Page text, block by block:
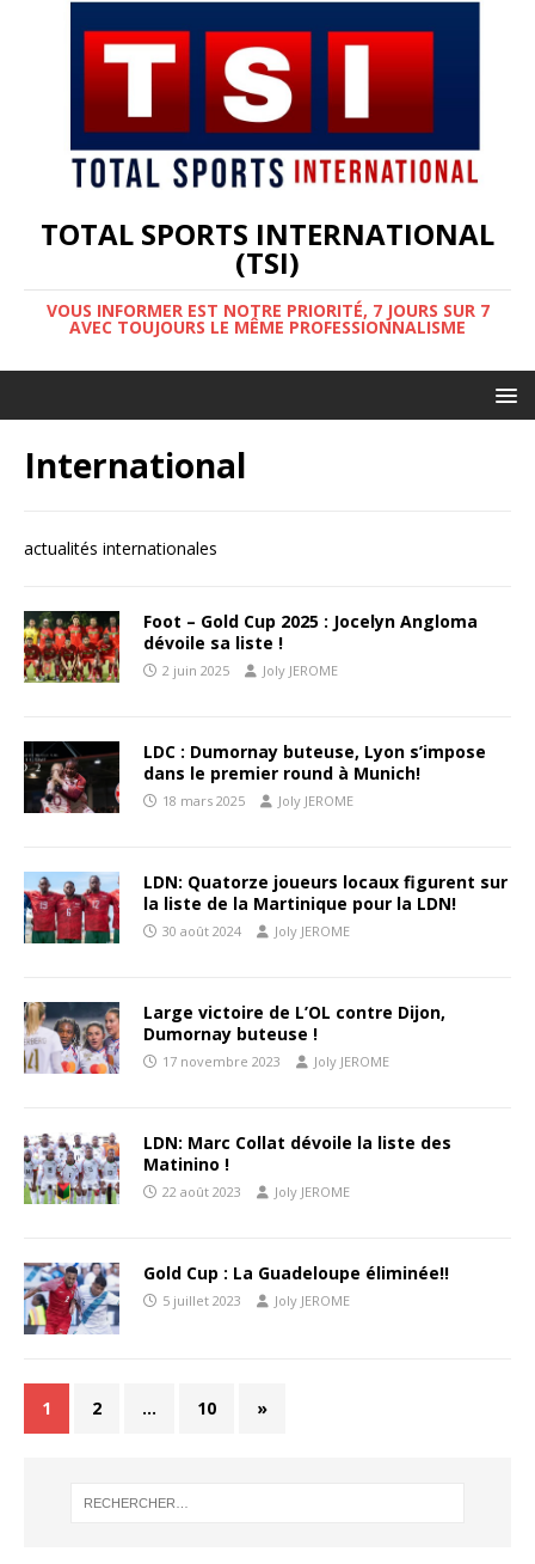
TOTAL SPORTS INTERNATIONAL
(TSI)
VOUS INFORMER EST NOTRE PRIORITÉ, 7 JOURS SUR 7
AVEC TOUJOURS LE MÊME PROFESSIONNALISME
International
actualités internationales
Foot – Gold Cup 2025 : Jocelyn Angloma
dévoile sa liste !
2 juin 2025 Joly JEROME
LDC : Dumornay buteuse, Lyon s’impose
dans le premier round à Munich!
18 mars 2025 Joly JEROME
LDN: Quatorze joueurs locaux figurent sur
la liste de la Martinique pour la LDN!
30 août 2024 Joly JEROME
Large victoire de L’OL contre Dijon,
Dumornay buteuse !
17 novembre 2023 Joly JEROME
LDN: Marc Collat dévoile la liste des
Matinino !
22 août 2023 Joly JEROME
Gold Cup : La Guadeloupe éliminée!!
5 juillet 2023 Joly JEROME
1 2 … 10 »